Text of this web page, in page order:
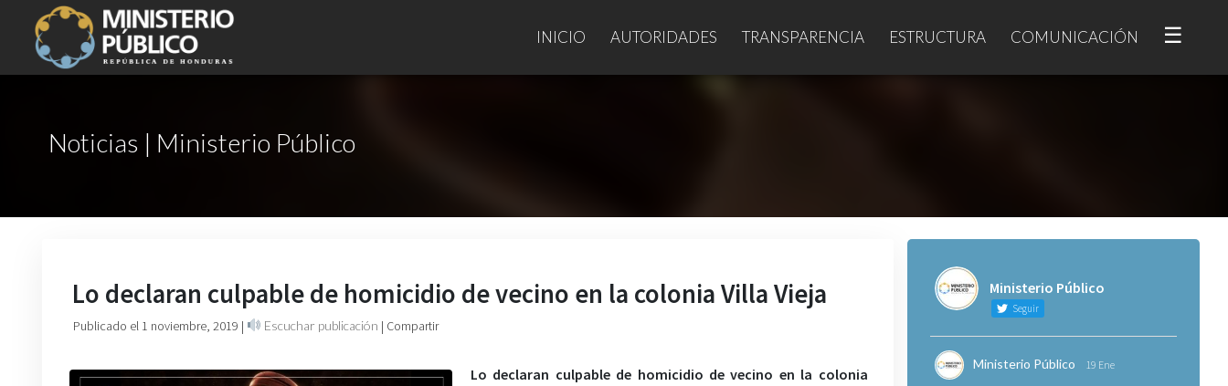
INICIO AUTORIDADES TRANSPARENCIA ESTRUCTURA COMUNICACIÓN ☰
Noticias | Ministerio Público
Lo declaran culpable de homicidio de vecino en la colonia Villa Vieja
Publicado el 1 noviembre, 2019 | Escuchar publicación | Compartir
Lo declaran culpable de homicidio de vecino en la colonia
Ministerio Público
Seguir
Ministerio Público 19 Ene